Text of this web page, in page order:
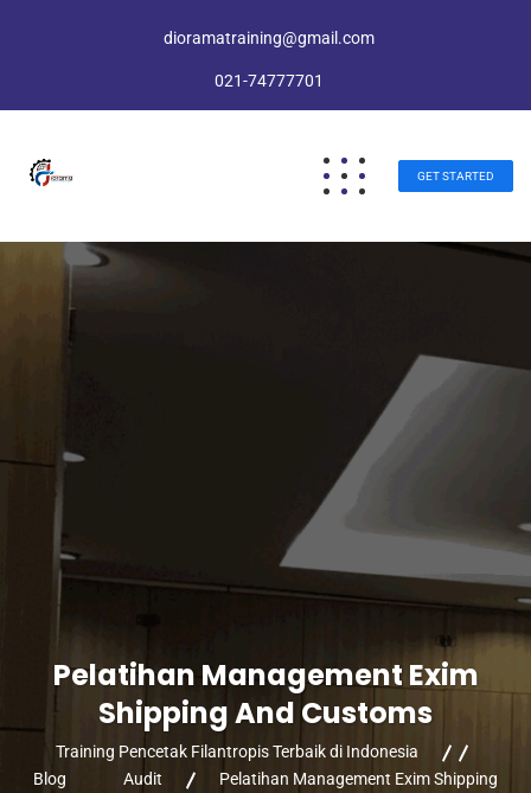
dioramatraining@gmail.com
021-74777701
GET STARTED
Pelatihan Management Exim
Shipping And Customs
Training Pencetak Filantropis Terbaik di Indonesia
Blog
Audit
Pelatihan Management Exim Shipping